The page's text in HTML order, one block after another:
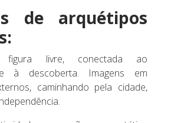
de arquétipos
livre, conectada ao
à descoberta. Imagens em
caminhando pela cidade,